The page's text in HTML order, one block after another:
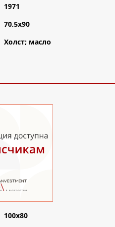
1971
70,5х90
Холст; масло
100х80